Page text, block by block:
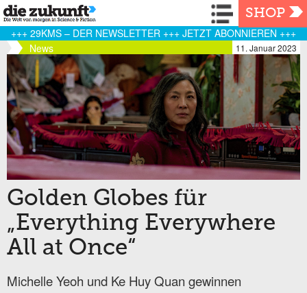
Navigation
SHOP
+++ 29KMS – DER NEWSLETTER +++ JETZT ABONNIEREN +++
News
11. Januar 2023
Golden Globes für
„Everything Everywhere
All at Once“
Michelle Yeoh und Ke Huy Quan gewinnen